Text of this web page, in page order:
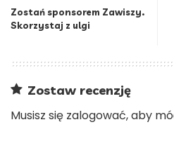
Zostań sponsorem Zawiszy.
Skorzystaj z ulgi
Zostaw recenzję
Musisz się zalogować, aby